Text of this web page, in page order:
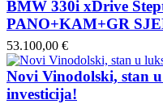
BMW 330i xDrive
PANO+KAM+GR
53.100,00 €
Novi Vinodolski, stan
investicija!